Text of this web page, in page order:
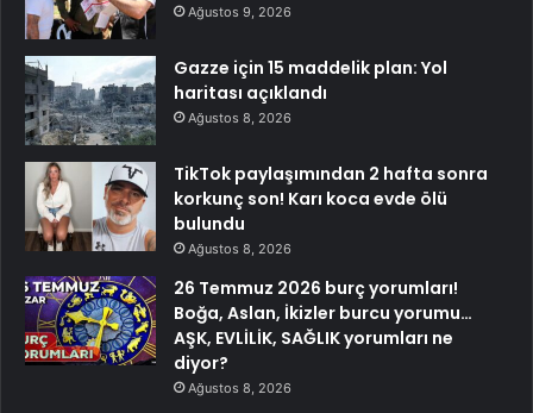
Ağustos 9, 2026
Gazze için 15 maddelik plan: Yol
haritası açıklandı
Ağustos 8, 2026
TikTok paylaşımından 2 hafta sonra
korkunç son! Karı koca evde ölü
bulundu
Ağustos 8, 2026
26 Temmuz 2026 burç yorumları!
Boğa, Aslan, İkizler burcu yorumu…
AŞK, EVLİLİK, SAĞLIK yorumları ne
diyor?
Ağustos 8, 2026